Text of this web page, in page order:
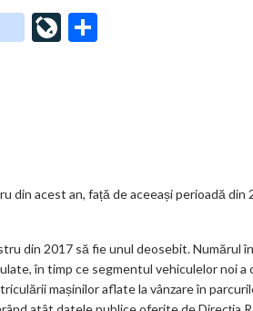
g
o
k
m
Li
din acest an, față de aceeași perioadă din
din 2017 să fie unul deosebit. Numărul
în timp ce segmentul vehiculelor noi a
mașinilor aflate la vânzare în